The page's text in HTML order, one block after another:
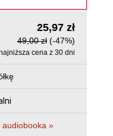
25,97 zł
49,00 zł (-47%)
cena z 30 dni
audiobooka »